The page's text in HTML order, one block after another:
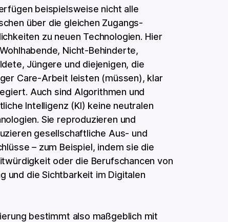
beispielsweise nicht alle
über die gleichen Zugangs­
zu neuen Technologien. Hier
Nicht-Behinderte,
Jüngere und diejenigen, die
Care-Arbeit leisten (müssen), klar
Auch sind Algorithmen und
Intelligenz (KI) keine neutralen
Sie reproduzieren und
gesellschaftliche Aus- und
– zum Beispiel, indem sie die
oder die Berufschancen von
und die Sichtbarkeit im Digitalen
bestimmt also maßgeblich mit